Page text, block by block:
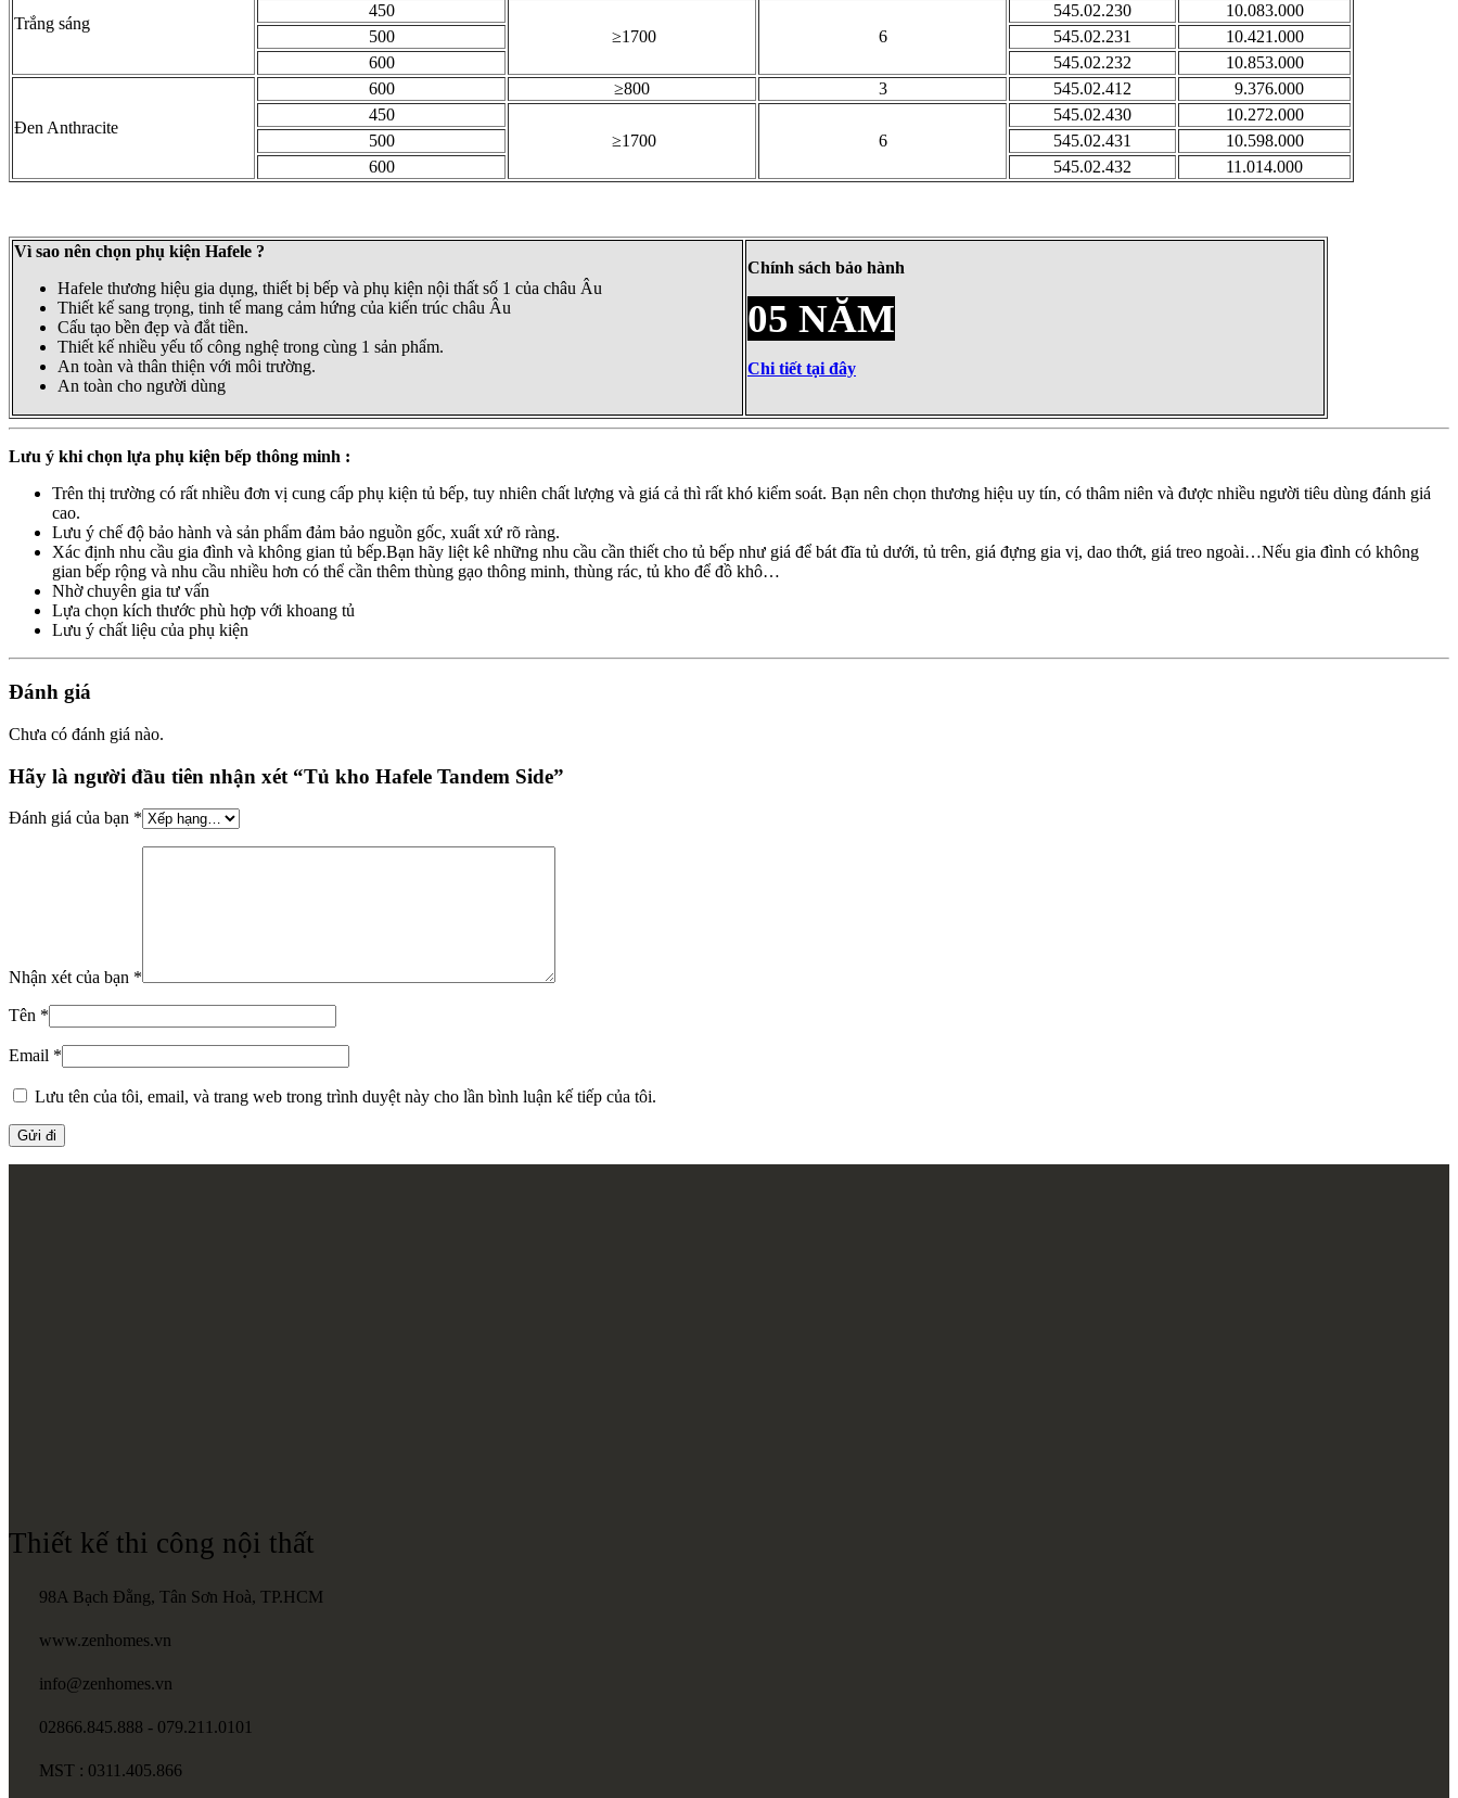
Trắng sáng
450
≥1700
6
545.02.230
10.083.000
500
545.02.231
10.421.000
600
545.02.232 10.853.000
Đen Anthracite
600 ≥800 3 545.02.412
9.376.000
450
≥1700
6
545.02.430
10.272.000
500
545.02.431
10.598.000
600
545.02.432 11.014.000
Vì sao nên chọn phụ kiện Hafele ?
Hafele thương hiệu gia dụng, thiết bị bếp và phụ kiện nội thất số 1 của châu Âu
Thiết kế sang trọng, tinh tế mang cảm hứng của kiến trúc châu Âu
Cấu tạo bền đẹp và đắt tiền.
Thiết kế nhiều yếu tố công nghệ trong cùng 1 sản phẩm.
An toàn và thân thiện với môi trường.
An toàn cho người dùng
Chính sách bảo hành
05 NĂM
Chi tiết tại đây
Lưu ý khi chọn lựa phụ kiện bếp thông minh :
Trên thị trường có rất nhiều đơn vị cung cấp phụ kiện tủ bếp, tuy nhiên chất lượng và giá cả thì rất khó kiểm soát. Bạn nên chọn thương hiệu uy tín, có thâm niên và được nhiều người tiêu dùng đánh giá
cao.
Lưu ý chế độ bảo hành và sản phẩm đảm bảo nguồn gốc, xuất xứ rõ ràng.
Xác định nhu cầu gia đình và không gian tủ bếp.Bạn hãy liệt kê những nhu cầu cần thiết cho tủ bếp như giá để bát đĩa tủ dưới, tủ trên, giá đựng gia vị, dao thớt, giá treo ngoài…Nếu gia đình có không
gian bếp rộng và nhu cầu nhiều hơn có thể cần thêm thùng gạo thông minh, thùng rác, tủ kho để đồ khô…
Nhờ chuyên gia tư vấn
Lựa chọn kích thước phù hợp với khoang tủ
Lưu ý chất liệu của phụ kiện
Đánh giá
Chưa có đánh giá nào.
Hãy là người đầu tiên nhận xét “Tủ kho Hafele Tandem Side”
Đánh giá của bạn *
Nhận xét của bạn *
Tên *
Email *
Lưu tên của tôi, email, và trang web trong trình duyệt này cho lần bình luận kế tiếp của tôi.
Thiết kế thi công nội thất
98A Bạch Đằng, Tân Sơn Hoà, TP.HCM
www.zenhomes.vn
info@zenhomes.vn
02866.845.888 - 079.211.0101
MST : 0311.405.866